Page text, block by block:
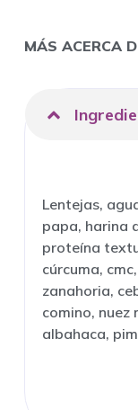
MÁS ACERCA
Lentejas,
papa, harina
proteína
cúrcuma,
zanahoria,
comino, nuez
albahaca,